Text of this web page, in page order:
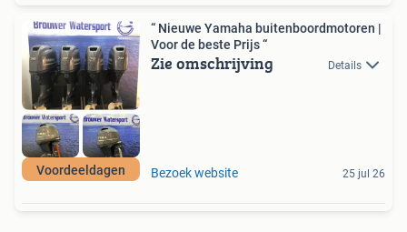
Voordeeldagen
“ Nieuwe Yamaha buitenboordmotoren |
Voor de beste Prijs “
Zie omschrijving Details
Bezoek website 25 jul 26